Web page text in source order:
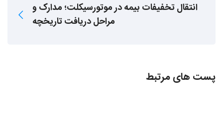
انتقال تخفیفات بیمه در موتورسیکلت؛ مدارک و
مراحل دریافت تاریخچه
پست های مرتبط